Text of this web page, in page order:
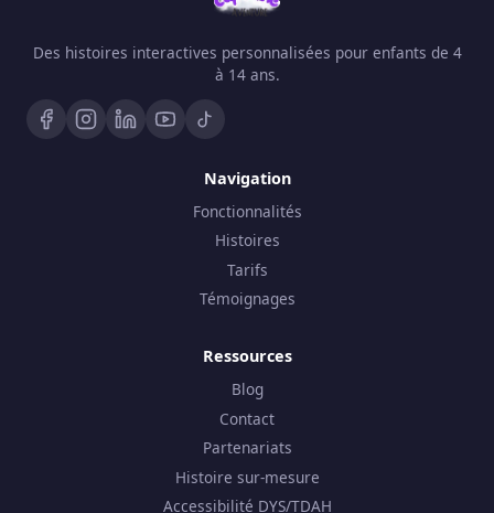
Des histoires interactives personnalisées pour enfants de 4
à 14 ans.
Navigation
Fonctionnalités
Histoires
Tarifs
Témoignages
Ressources
Blog
Contact
Partenariats
Histoire sur-mesure
Accessibilité DYS/TDAH